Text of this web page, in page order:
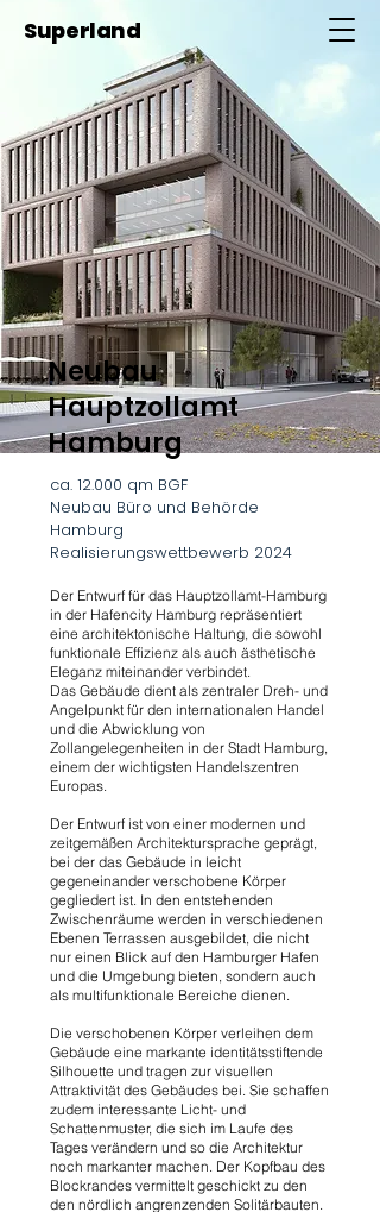
Superland
Neubau
Hauptzollamt
Hamburg
ca. 12.000 qm BGF
Neubau Büro und Behörde
Hamburg
Realisierungswettbewerb 2024
Der Entwurf für das Hauptzollamt-Hamburg
in der Hafencity Hamburg repräsentiert
eine architektonische Haltung, die sowohl
funktionale Effizienz als auch ästhetische
Eleganz miteinander verbindet.
Das Gebäude dient als zentraler Dreh- und
Angelpunkt für den internationalen Handel
und die Abwicklung von
Zollangelegenheiten in der Stadt Hamburg,
einem der wichtigsten Handelszentren
Europas.
Der Entwurf ist von einer modernen und
zeitgemäßen Architektursprache geprägt,
bei der das Gebäude in leicht
gegeneinander verschobene Körper
gegliedert ist. In den entstehenden
Zwischenräume werden in verschiedenen
Ebenen Terrassen ausgebildet, die nicht
nur einen Blick auf den Hamburger Hafen
und die Umgebung bieten, sondern auch
als multifunktionale Bereiche dienen.
Die verschobenen Körper verleihen dem
Gebäude eine markante identitätsstiftende
Silhouette und tragen zur visuellen
Attraktivität des Gebäudes bei. Sie schaffen
zudem interessante Licht- und
Schattenmuster, die sich im Laufe des
Tages verändern und so die Architektur
noch markanter machen. Der Kopfbau des
Blockrandes vermittelt geschickt zu den
den nördlich angrenzenden Solitärbauten.